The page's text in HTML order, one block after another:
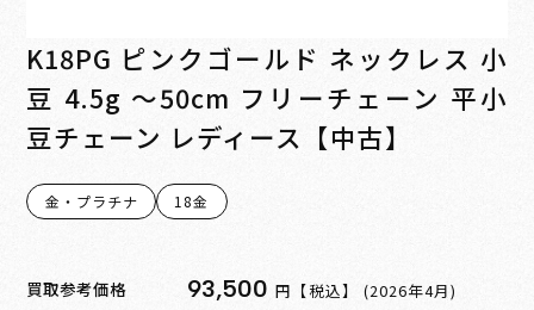
K18PG ピンクゴールド ネックレス 小
豆 4.5g ～50cm フリーチェーン 平小
豆チェーン レディース【中古】
金・プラチナ 18金
買取参考価格 93,500 円【税込】 (2026年4月)